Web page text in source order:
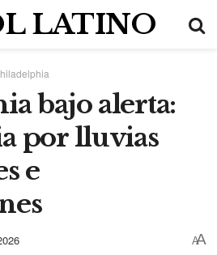
LATINO
bajo alerta:
por lluvias
e
AA